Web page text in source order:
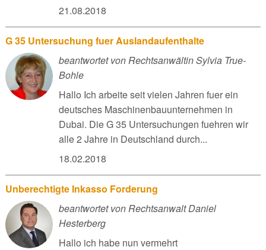
21.08.2018
G 35 Untersuchung fuer Auslandaufenthalte
beantwortet von Rechtsanwältin Sylvia True-
Bohle
Hallo Ich arbeite seit vielen Jahren fuer ein
deutsches Maschinenbauunternehmen in
Dubai. Die G 35 Untersuchungen fuehren wir
alle 2 Jahre in Deutschland durch...
18.02.2018
Unberechtigte Inkasso Forderung
beantwortet von Rechtsanwalt Daniel
Hesterberg
Hallo ich habe nun vermehrt